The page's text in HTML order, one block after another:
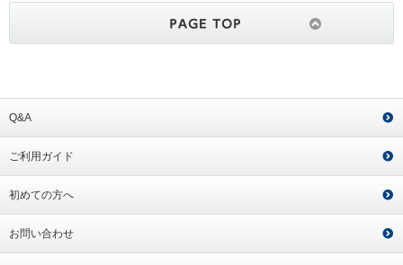
Q&A
ご利用ガイド
初めての方へ
お問い合わせ